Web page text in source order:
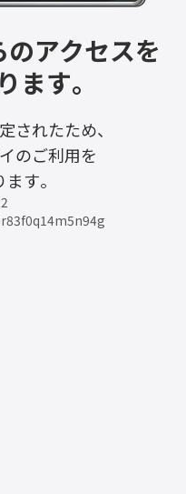
アクセスを
ます。
されたため、
のご利用を
す。